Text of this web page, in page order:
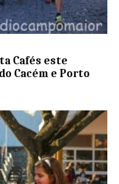
Cafés este
Cacém e Porto